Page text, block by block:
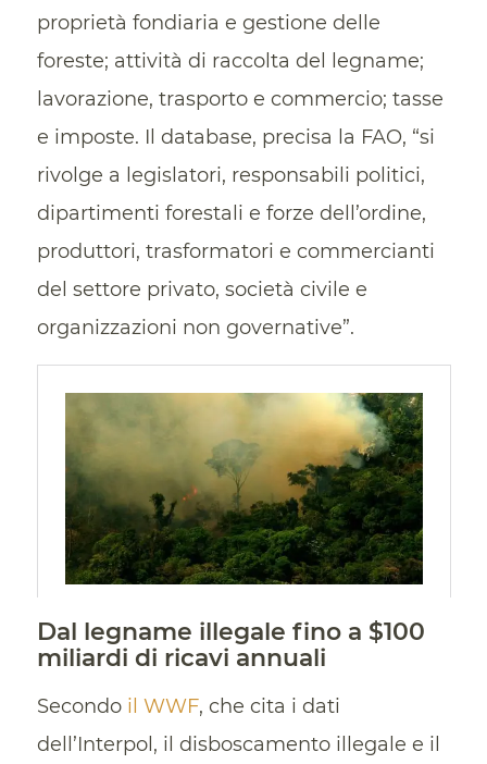
proprietà fondiaria e gestione delle
foreste; attività di raccolta del legname;
lavorazione, trasporto e commercio; tasse
e imposte. Il database, precisa la FAO, “si
rivolge a legislatori, responsabili politici,
dipartimenti forestali e forze dell’ordine,
produttori, trasformatori e commercianti
del settore privato, società civile e
organizzazioni non governative”.
Dal legname illegale fino a $100
miliardi di ricavi annuali
Secondo il WWF, che cita i dati
dell’Interpol, il disboscamento illegale e il